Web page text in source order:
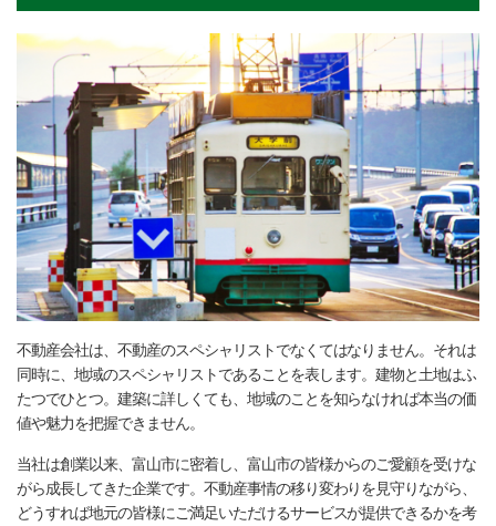
不動産会社は、不動産のスペシャリストでなくてはなりません。それは
同時に、地域のスペシャリストであることを表します。建物と土地はふ
たつでひとつ。建築に詳しくても、地域のことを知らなければ本当の価
値や魅力を把握できません。
当社は創業以来、富山市に密着し、富山市の皆様からのご愛顧を受けな
がら成長してきた企業です。不動産事情の移り変わりを見守りながら、
どうすれば地元の皆様にご満足いただけるサービスが提供できるかを考